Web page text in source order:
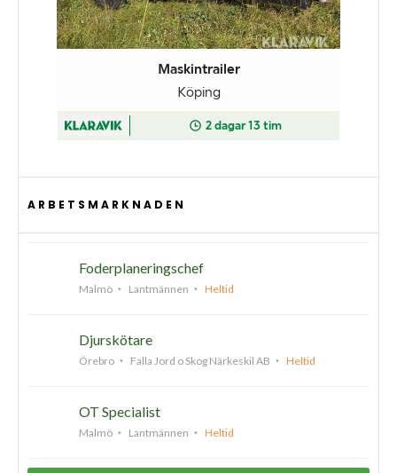
ARBETSMARKNADEN
Foderplaneringschef
Malmö Lantmännen Heltid
Djurskötare
Örebro Falla Jord o Skog Närkeskil AB Heltid
OT Specialist
Malmö Lantmännen Heltid